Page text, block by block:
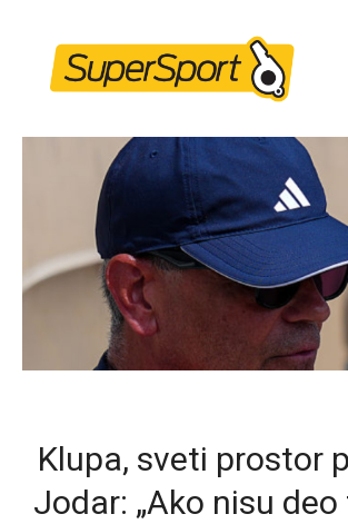
content
Klupa, sveti prostor
Jodar: „Ako nisu